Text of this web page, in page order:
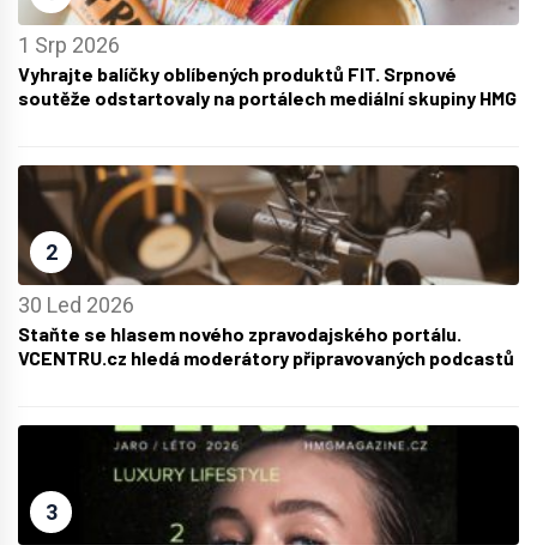
1 Srp 2026
Vyhrajte balíčky oblíbených produktů FIT. Srpnové
soutěže odstartovaly na portálech mediální skupiny HMG
2
30 Led 2026
Staňte se hlasem nového zpravodajského portálu.
VCENTRU.cz hledá moderátory připravovaných podcastů
3